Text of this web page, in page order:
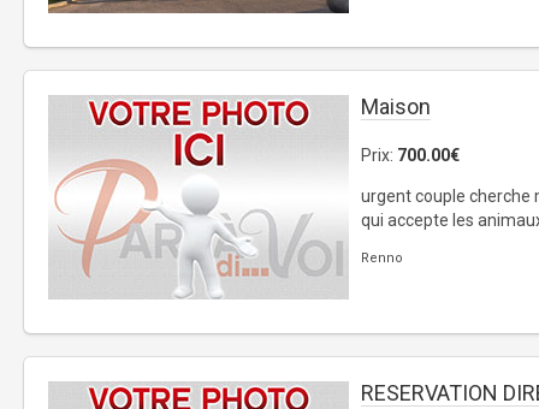
Maison
Prix: 700.00€
urgent couple cherche
qui accepte les
Renno
RESERVATION